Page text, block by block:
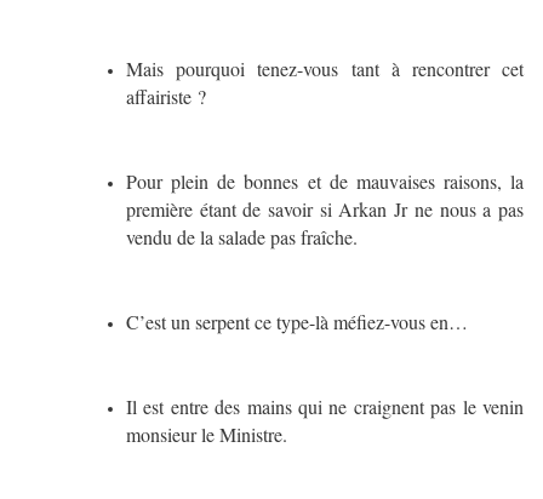
Mais pourquoi tenez-vous tant à rencontrer cet
affairiste ?
Pour plein de bonnes et de mauvaises raisons, la
première étant de savoir si Arkan Jr ne nous a pas
vendu de la salade pas fraîche.
C’est un serpent ce type-là méfiez-vous en…
Il est entre des mains qui ne craignent pas le venin
monsieur le Ministre.